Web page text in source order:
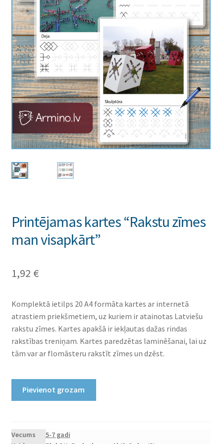
Printējamas kartes “Rakstu zīmes
man visapkārt”
1,92 €
Komplektā ietilps 20 A4 formāta kartes ar internetā
atrastiem priekšmetiem, uz kuriem ir atainotas Latviešu
rakstu zīmes. Kartes apakšā ir iekļautas dažas rindas
rakstības treniņam. Kartes paredzētas laminēšanai, lai uz
tām var ar flomāsteru rakstīt zīmes un dzēst.
man
Pievienot grozam
Vecums
5-7 gadi